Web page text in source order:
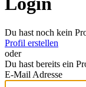
Du hast noch kein
Profil erstellen
oder
Du hast bereits ein
E-Mail Adresse